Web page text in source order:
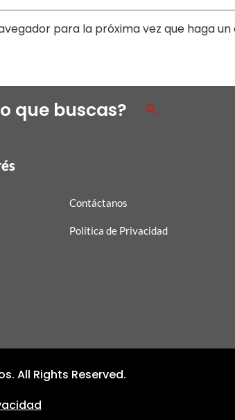
para la próxima vez que haga
que buscas?
Contáctanos
Política de Privacidad
All Rights Reserved.